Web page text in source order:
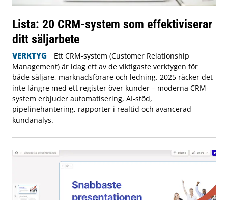
Lista: 20 CRM-system som effektiviserar
ditt säljarbete
VERKTYG
Ett CRM-system (Customer Relationship
Management) är idag ett av de viktigaste verktygen för
både säljare, marknadsförare och ledning. 2025 räcker det
inte längre med ett register över kunder – moderna CRM-
system erbjuder automatisering, AI-stöd,
pipelinehantering, rapporter i realtid och avancerad
kundanalys.